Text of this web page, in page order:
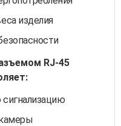
изделия
RJ-45